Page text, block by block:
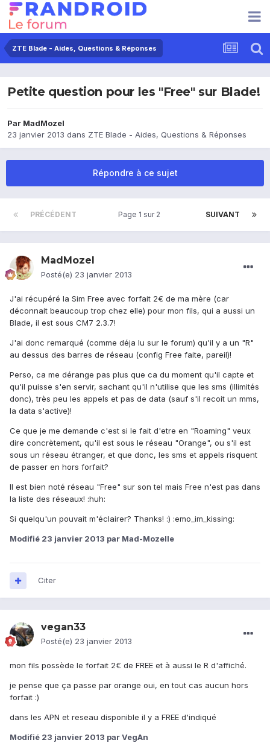
ZTE Blade - Aides, Questions & Réponses
Petite question pour les "Free" sur Blade!
Par MadMozel
23 janvier 2013 dans ZTE Blade - Aides, Questions & Réponses
Répondre à ce sujet
PRÉCÉDENT SUIVANT
Page 1 sur 2
MadMozel
Posté(e) 23 janvier 2013
J'ai récupéré la Sim Free avec forfait 2€ de ma mère (car
déconnait beaucoup trop chez elle) pour mon fils, qui a aussi un
Blade, il est sous CM7 2.3.7!
J'ai donc remarqué (comme déja lu sur le forum) qu'il y a un "R"
au dessus des barres de réseau (config Free faite, pareil)!
Perso, ca me dérange pas plus que ca du moment qu'il capte et
qu'il puisse s'en servir, sachant qu'il n'utilise que les sms (illimités
donc), très peu les appels et pas de data (sauf s'il recoit un mms,
la data s'active)!
Ce que je me demande c'est si le fait d'etre en "Roaming" veux
dire concrètement, qu'il est sous le réseau "Orange", ou s'il est
sous un réseau étranger, et que donc, les sms et appels risquent
de passer en hors forfait?
Il est bien noté réseau "Free" sur son tel mais Free n'est pas dans
la liste des réseaux! :huh:
Si quelqu'un pouvait m'éclairer? Thanks! :) :emo_im_kissing:
Modifié 23 janvier 2013 par Mad-Mozelle
Citer
vegan33
Posté(e) 23 janvier 2013
mon fils possède le forfait 2€ de FREE et à aussi le R d'affiché.
je pense que ça passe par orange oui, en tout cas aucun hors
forfait :)
dans les APN et reseau disponible il y a FREE d'indiqué
Modifié 23 janvier 2013 par VegAn